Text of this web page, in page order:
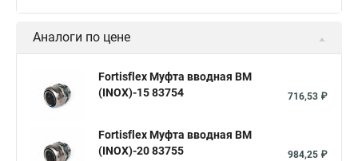
Аналоги по цене
Fortisflex Муфта вводная ВМ
(INOX)-15 83754
716,53 ₽
Fortisflex Муфта вводная ВМ
(INOX)-20 83755
984,25 ₽